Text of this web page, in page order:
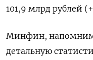
101,9 млрд рублей
Минфин,
детальную